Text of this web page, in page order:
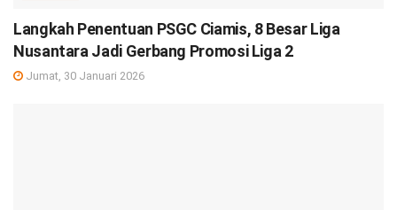
Langkah Penentuan PSGC Ciamis, 8 Besar Liga
Nusantara Jadi Gerbang Promosi Liga 2
Jumat, 30 Januari 2026